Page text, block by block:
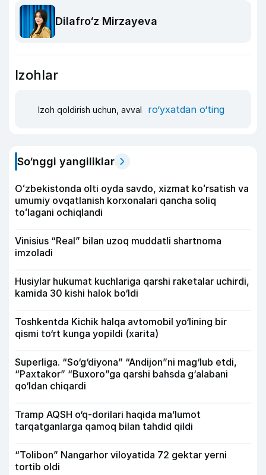
Dilafro‘z Mirzayeva
Izohlar
Izoh qoldirish uchun, avval ro‘yxatdan o‘ting
So‘nggi yangiliklar
Oʻzbekistonda olti oyda savdo, xizmat koʻrsatish va
umumiy ovqatlanish korxonalari qancha soliq
toʻlagani ochiqlandi
Vinisius “Real” bilan uzoq muddatli shartnoma
imzoladi
Husiylar hukumat kuchlariga qarshi raketalar uchirdi,
kamida 30 kishi halok bo‘ldi
Toshkentda Kichik halqa avtomobil yo‘lining bir
qismi to‘rt kunga yopildi (xarita)
Superliga. “So‘g‘diyona” “Andijon”ni mag‘lub etdi,
“Paxtakor” “Buxoro”ga qarshi bahsda g‘alabani
qo‘ldan chiqardi
Tramp AQSH o‘q-dorilari haqida ma’lumot
tarqatganlarga qamoq bilan tahdid qildi
“Tolibon” Nangarhor viloyatida 72 gektar yerni
tortib oldi